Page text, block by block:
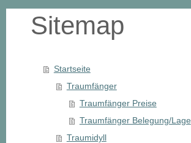
Sitemap
Startseite
Traumfänger
Traumfänger Preise
Traumfänger Belegung/Lage
Traumidyll